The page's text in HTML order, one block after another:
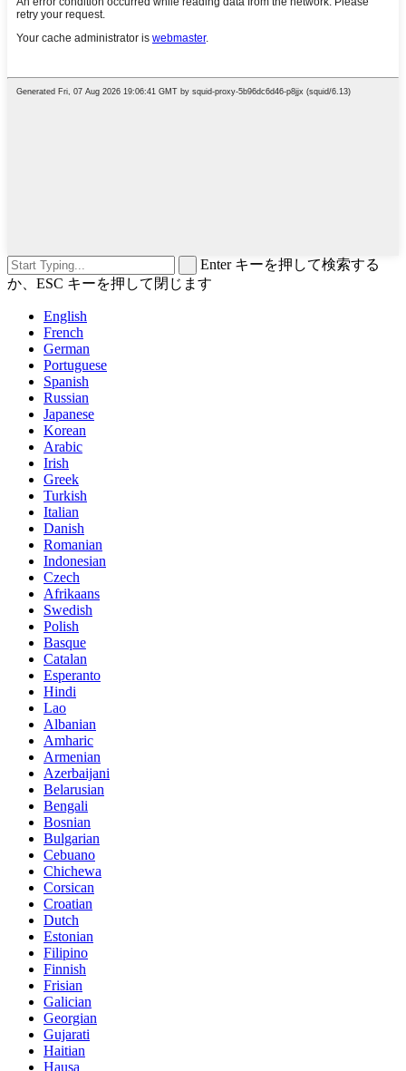
Enter キーを押して検索する
か、ESC キーを押して閉じます
English
French
German
Portuguese
Spanish
Russian
Japanese
Korean
Arabic
Irish
Greek
Turkish
Italian
Danish
Romanian
Indonesian
Czech
Afrikaans
Swedish
Polish
Basque
Catalan
Esperanto
Hindi
Lao
Albanian
Amharic
Armenian
Azerbaijani
Belarusian
Bengali
Bosnian
Bulgarian
Cebuano
Chichewa
Corsican
Croatian
Dutch
Estonian
Filipino
Finnish
Frisian
Galician
Georgian
Gujarati
Haitian
Hausa